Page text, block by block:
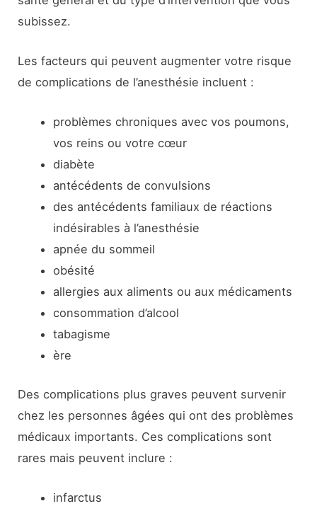
subissez.
Les facteurs qui peuvent augmenter votre risque
de complications de l’anesthésie incluent :
problèmes chroniques avec vos poumons,
vos reins ou votre cœur
diabète
antécédents de convulsions
des antécédents familiaux de réactions
indésirables à l’anesthésie
apnée du sommeil
obésité
allergies aux aliments ou aux médicaments
consommation d’alcool
tabagisme
ère
Des complications plus graves peuvent survenir
chez les personnes âgées qui ont des problèmes
médicaux importants. Ces complications sont
rares mais peuvent inclure :
infarctus